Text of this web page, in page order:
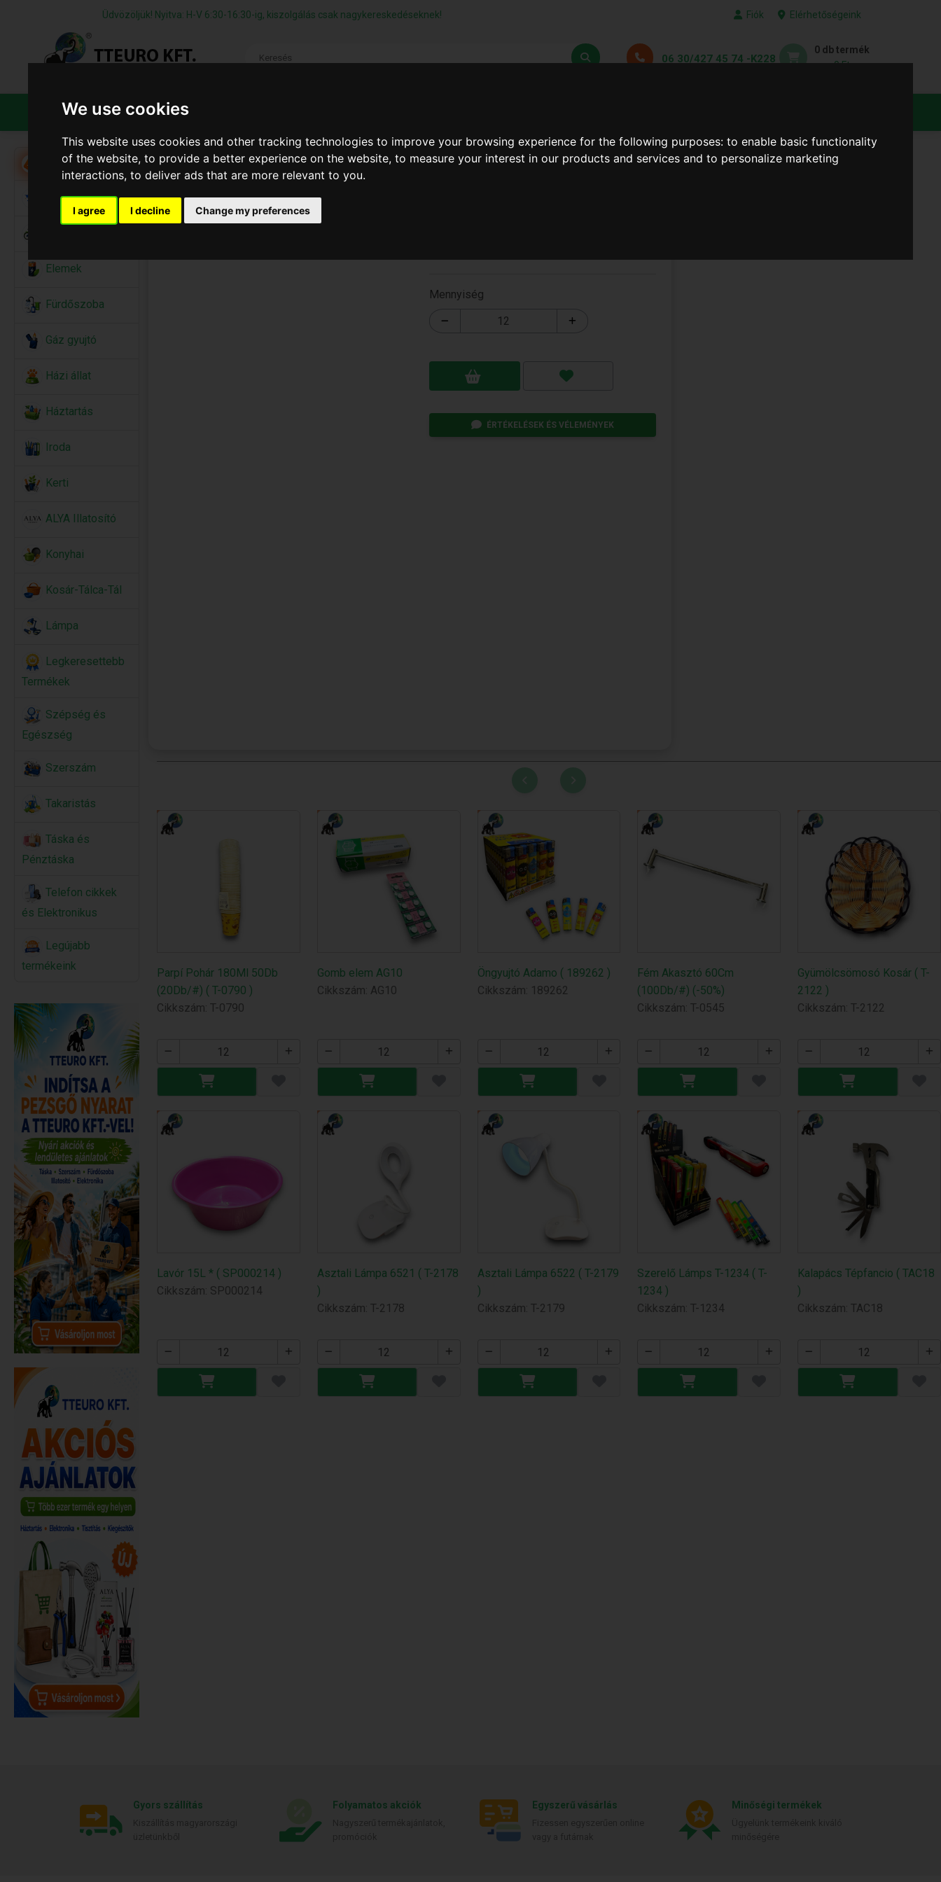
We use cookies
This website uses cookies and other tracking technologies to improve your browsing experience for the following purposes:to enable basic functionality
of the website,to provide a better experience on the website,to measure your interest in our products and services and to personalize marketing
interactions,to deliver ads that are more relevant to you.
I agree I decline Change my preferences
Üdvözöljük! Nyitva: H-V 6:30-16:30-ig, kiszolgálás csak nagykereskedéseknek! Fiók Elérhetőségeink
06 30/427 45 74 -K228
0 db termék
0 Ft
TERMÉKEK
Akció
Alkalmi Kellékek
Elemek
Fürdőszoba
Gáz gyujtó
Házi állat
Háztartás
Iroda
Kerti
ALYA Illatosító
Konyhai
Kosár-Tálca-Tál
Lámpa
Legkeresettebb
Termékek
Szépség és
Egészség
Szerszám
Takaristás
Táska és
Pénztáska
Telefon cikkek
és Elektronikus
Legújabb
termékeink
Mennyiség
ÉRTÉKELÉSEK ÉS VÉLEMÉNYEK
Parpí Pohár 180Ml 50Db
(20Db/#) ( T-0790 )
Cikkszám: T-0790
Gomb elem AG10
Cikkszám: AG10
Öngyujtó Adamo ( 189262 )
Cikkszám: 189262
Fém Akasztó 60Cm
(100Db/#) (-50%)
Cikkszám: T-0545
Gyümölcsömosó Kosár ( T-
2122 )
Cikkszám: T-2122
Lavór 15L * ( SP000214 )
Cikkszám: SP000214
Asztali Lámpa 6521 ( T-2178
)
Cikkszám: T-2178
Asztali Lámpa 6522 ( T-2179
)
Cikkszám: T-2179
Szerelő Lámps T-1234 ( T-
1234 )
Cikkszám: T-1234
Kalapács Tépfancio ( TAC18
)
Cikkszám: TAC18
Gyors szállítás Folyamatos akciók Egyszerű vásárlás Minőségi termékek